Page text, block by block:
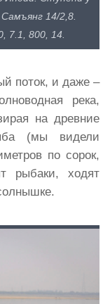
14/2,8.
7.1, 800, 14.
поток, и даже –
река,
на древние
(мы видели
по сорок,
рыбаки, ходят